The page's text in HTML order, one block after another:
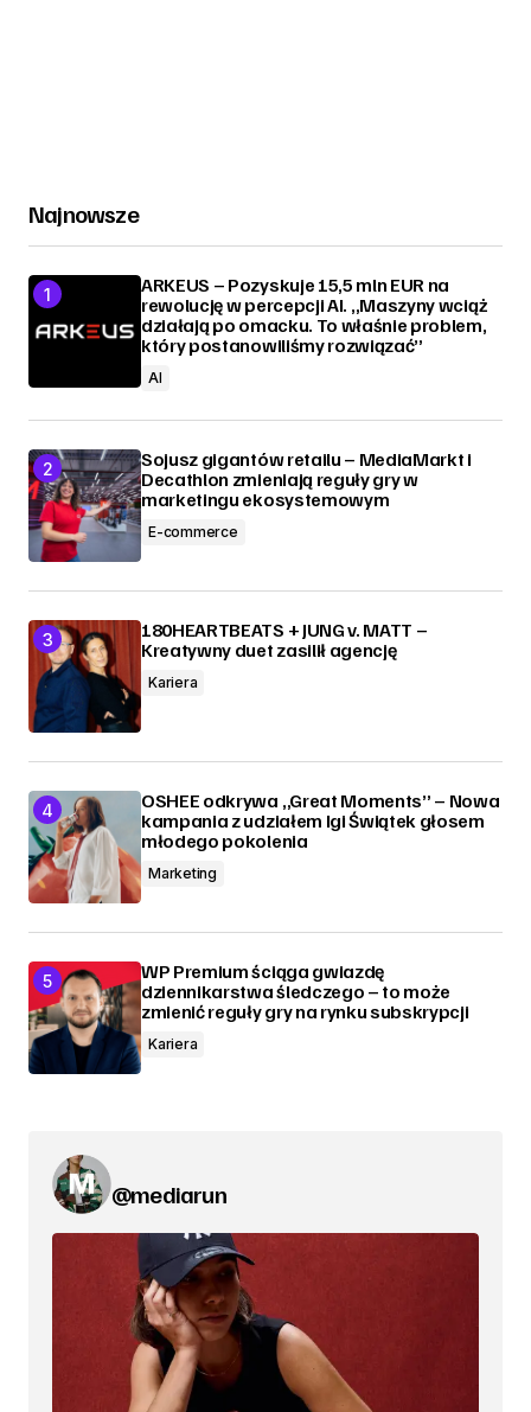
Najnowsze
ARKEUS – Pozyskuje 15,5 mln EUR na
rewolucję w percepcji AI. „Maszyny wciąż
działają po omacku. To właśnie problem,
który postanowiliśmy rozwiązać”
AI
Sojusz gigantów retailu – MediaMarkt i
Decathlon zmieniają reguły gry w
marketingu ekosystemowym
E-commerce
180HEARTBEATS + JUNG v. MATT –
Kreatywny duet zasilił agencję
Kariera
OSHEE odkrywa „Great Moments” – Nowa
kampania z udziałem Igi Świątek głosem
młodego pokolenia
Marketing
WP Premium ściąga gwiazdę
dziennikarstwa śledczego – to może
zmienić reguły gry na rynku subskrypcji
Kariera
@mediarun